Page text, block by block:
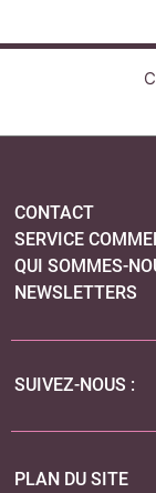
PLAN DU SITE
MENTIONS
POLITIQUE DE
COOKIES